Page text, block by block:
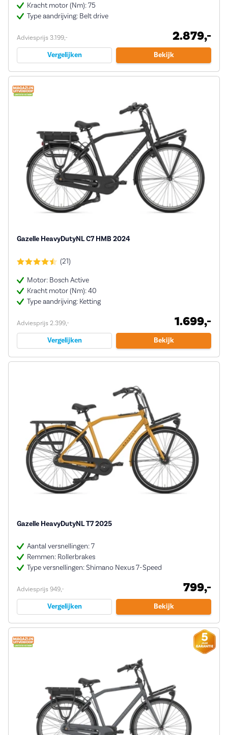
Kracht motor (Nm): 75
Type aandrijving: Belt drive
Adviesprijs 3.199,- 2.879,-
Vergelijken Bekijk
Gazelle HeavyDutyNL C7 HMB 2024
(21)
Motor: Bosch Active
Kracht motor (Nm): 40
Type aandrijving: Ketting
Adviesprijs 2.399,- 1.699,-
Vergelijken Bekijk
Gazelle HeavyDutyNL T7 2025
Aantal versnellingen: 7
Remmen: Rollerbrakes
Type versnellingen: Shimano Nexus 7-Speed
Adviesprijs 949,- 799,-
Vergelijken Bekijk